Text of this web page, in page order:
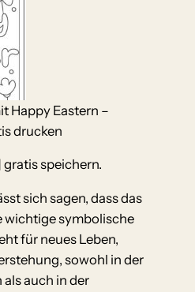
Happy Eastern –
drucken
gratis speichern.
sich sagen, dass das
wichtige symbolische
für neues Leben,
sowohl in der
auch in der